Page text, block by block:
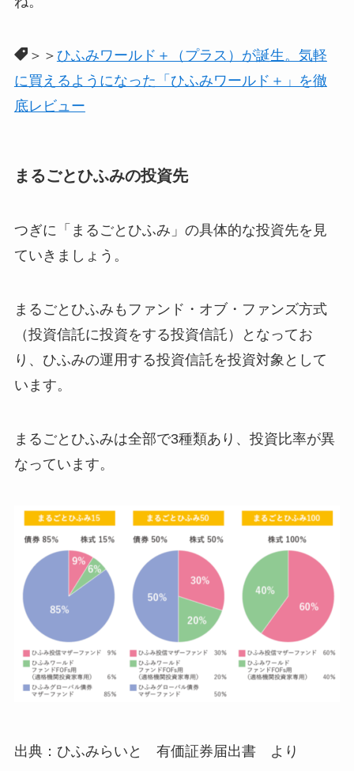
＞＞ ひふみワールド＋（プラス）が誕生。気軽
に買えるようになった「ひふみワールド＋」を徹
底レビュー
まるごとひふみの投資先
つぎに「まるごとひふみ」の具体的な投資先を見
ていきましょう。
まるごとひふみもファンド・オブ・ファンズ方式
（投資信託に投資をする投資信託）となってお
り、ひふみの運用する投資信託を投資対象として
います。
まるごとひふみは全部で3種類あり、投資比率が異
なっています。
出典：ひふみらいと 有価証券届出書 より